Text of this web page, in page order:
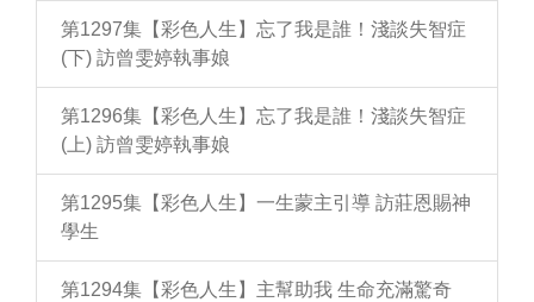
第1297集【彩色人生】忘了我是誰！淺談失智症
(下) 訪曾雯婷執事娘
第1296集【彩色人生】忘了我是誰！淺談失智症
(上) 訪曾雯婷執事娘
第1295集【彩色人生】一生蒙主引導 訪莊恩賜神
學生
第1294集【彩色人生】主幫助我 生命充滿驚奇